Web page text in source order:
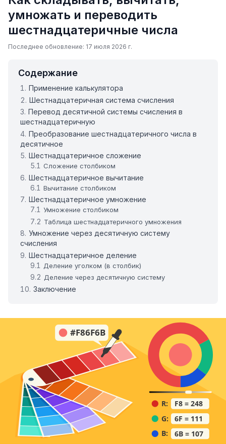
умножать и переводить
шестнадцатеричные числа
Последнее обновление: 17 июля 2026 г.
Содержание
Применение калькулятора
Шестнадцатеричная система счисления
Перевод десятичной системы счисления в
шестнадцатеричную
Преобразование шестнадцатеричного числа в
десятичное
Шестнадцатеричное сложение
Сложение столбиком
Шестнадцатеричное вычитание
Вычитание столбиком
Шестнадцатеричное умножение
Умножение столбиком
Таблица шестнадцатеричного умножения
Умножение через десятичную систему
счисления
Шестнадцатеричное деление
Деление уголком (в столбик)
Деление через десятичную систему
Заключение